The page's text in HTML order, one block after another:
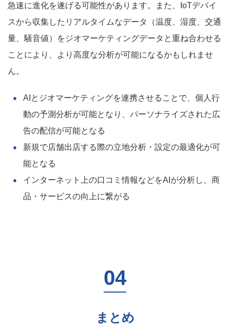
急速に進化を遂げる可能性があります。また、IoTデバイ
スから収集したリアルタイムなデータ（温度、湿度、交通
量、騒音値）をジオマーケティングデータと重ね合わせる
ことにより、より高度な分析が可能になるかもしれませ
ん。
AIとジオマーケティングを連携させることで、個人行
動の予測分析が可能となり、パーソナライズされた広
告の配信が可能となる
新規で店舗出店する際の立地分析・設定の最適化が可
能となる
インターネット上の口コミ情報などをAIが分析し、商
品・サービスの向上に繋がる
まとめ